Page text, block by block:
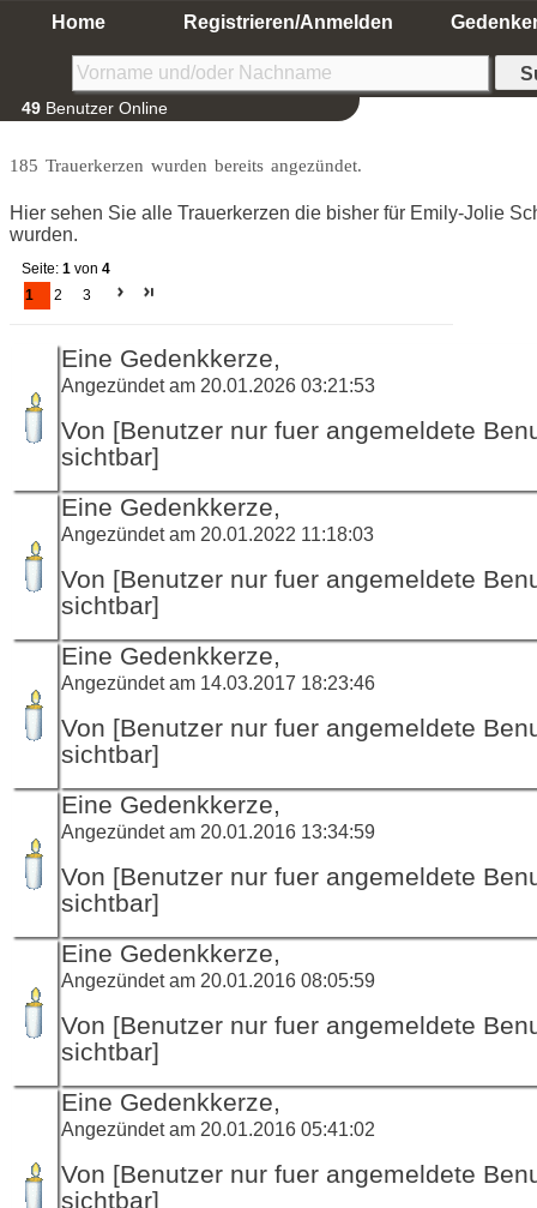
Home Registrieren/Anmelden
49 Benutzer Online
185 Trauerkerzen wurden bereits angezündet.
Hier sehen Sie alle Trauerkerzen die bisher für Emily-Jolie
wurden.
Seite: 1 von 4
1
2 3
Eine Gedenkkerze,
Angezündet am 20.01.2026 03:21:53
Von [Benutzer nur fuer angemeldete
sichtbar]
Eine Gedenkkerze,
Angezündet am 20.01.2022 11:18:03
Von [Benutzer nur fuer angemeldete
sichtbar]
Eine Gedenkkerze,
Angezündet am 14.03.2017 18:23:46
Von [Benutzer nur fuer angemeldete
sichtbar]
Eine Gedenkkerze,
Angezündet am 20.01.2016 13:34:59
Von [Benutzer nur fuer angemeldete
sichtbar]
Eine Gedenkkerze,
Angezündet am 20.01.2016 08:05:59
Von [Benutzer nur fuer angemeldete
sichtbar]
Eine Gedenkkerze,
Angezündet am 20.01.2016 05:41:02
Von [Benutzer nur fuer angemeldete
sichtbar]